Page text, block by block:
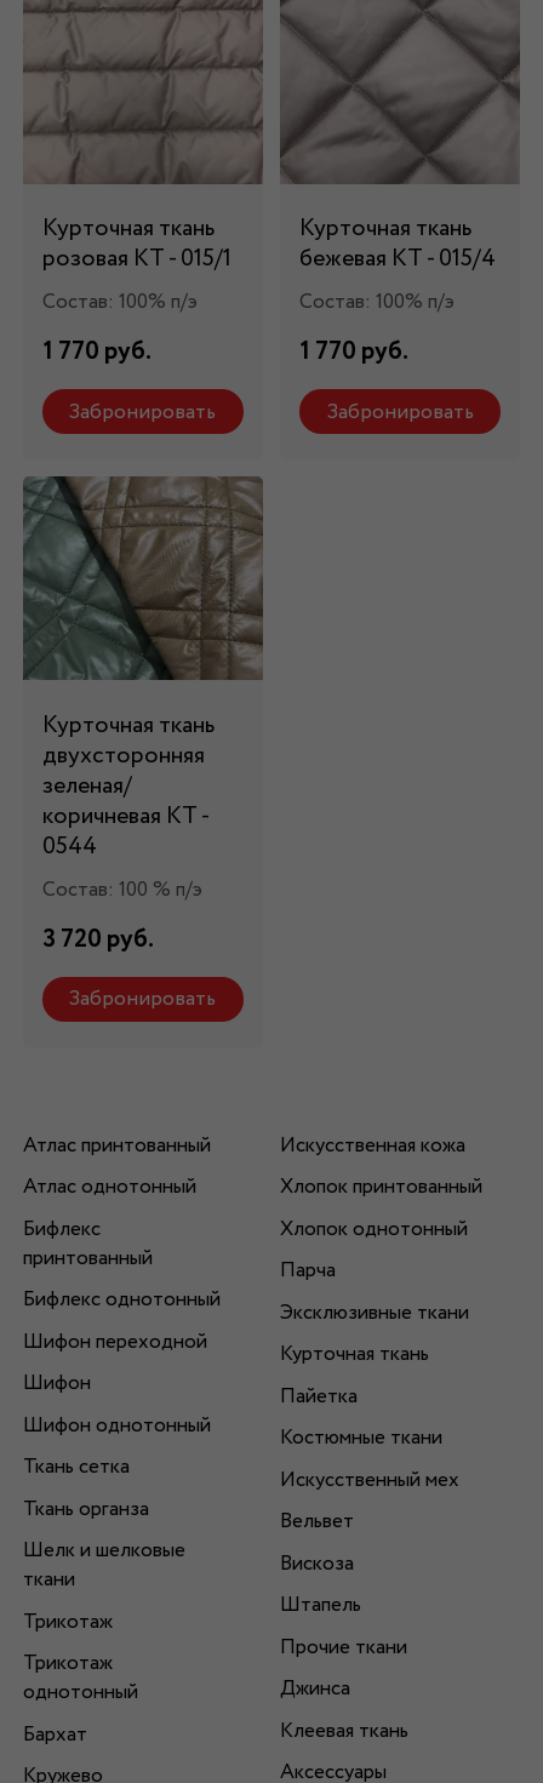
Курточная ткань
розовая КТ - 015/1
Состав: 100% п/э
1 770 руб.
Забронировать
Курточная ткань
бежевая КТ - 015/4
Состав: 100% п/э
1 770 руб.
Забронировать
Курточная ткань
двухсторонняя
зеленая/
коричневая КТ -
0544
Состав: 100 % п/э
3 720 руб.
Забронировать
Атлас принтованный
Атлас однотонный
Бифлекс
принтованный
Бифлекс однотонный
Шифон переходной
Шифон
Шифон однотонный
Ткань сетка
Ткань органза
Шелк и шелковые
ткани
Трикотаж
Трикотаж
однотонный
Бархат
Кружево
Искусственная кожа
Хлопок принтованный
Хлопок однотонный
Парча
Эксклюзивные ткани
Курточная ткань
Пайетка
Костюмные ткани
Искусственный мех
Вельвет
Вискоза
Штапель
Прочие ткани
Джинса
Клеевая ткань
Аксессуары